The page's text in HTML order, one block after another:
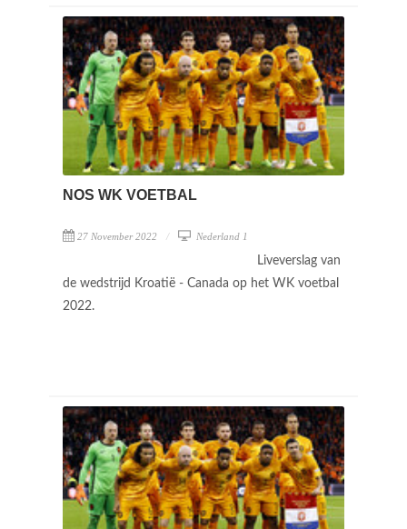
NOS WK VOETBAL
27 November 2022 Nederland 1
Liveverslag van
de wedstrijd Kroatië - Canada op het WK voetbal
2022.